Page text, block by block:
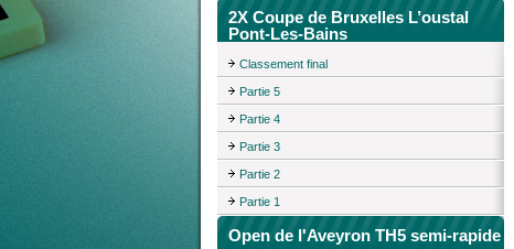
2X Coupe de Bruxelles L’oustal
Pont-Les-Bains
Classement final
Partie 5
Partie 4
Partie 3
Partie 2
Partie 1
Open de l'Aveyron TH5 semi-rapide